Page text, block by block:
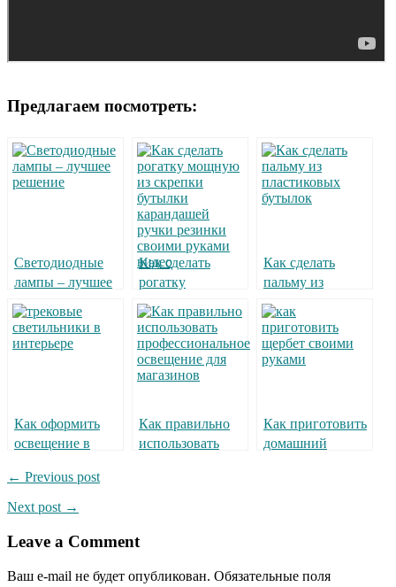
Предлагаем посмотреть:
Светодиодные
лампы – лучшее
решение
Как сделать
рогатку
Как сделать
пальму из
пластиковых
бутылок
Как оформить
освещение в
Как правильно
использовать
Как приготовить
домашний
← Previous post
Next post →
Leave a Comment
Ваш e-mail не будет опубликован. Обязательные поля